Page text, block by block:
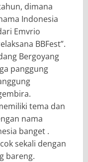
dimana
Indonesia
Emvrio
BBFest”.
Bergoyang
panggung
tema dan
nama
banget .
sekali dengan
bareng.